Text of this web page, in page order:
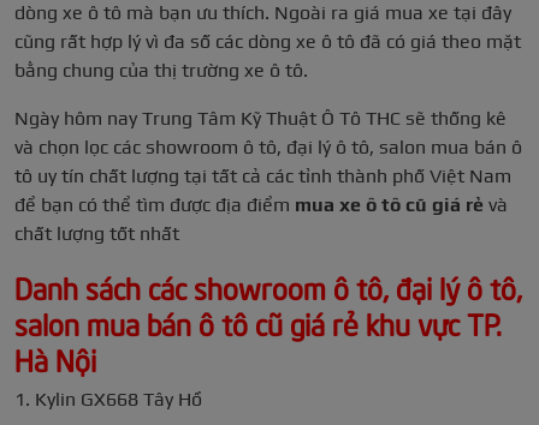
dòng xe ô tô mà bạn ưu thích. Ngoài ra giá mua xe tại đây
cũng rất hợp lý vì đa số các dòng xe ô tô đã có giá theo mặt
bằng chung của thị trường xe ô tô.
Ngày hôm nay Trung Tâm Kỹ Thuật Ô Tô THC sẽ thống kê
và chọn lọc các showroom ô tô, đại lý ô tô, salon mua bán ô
tô uy tín chất lượng tại tất cả các tỉnh thành phố Việt Nam
để bạn có thể tìm được địa điểm mua xe ô tô cũ giá rẻ và
chất lượng tốt nhất
Danh sách các showroom ô tô, đại lý ô tô,
salon mua bán ô tô cũ giá rẻ khu vực TP.
Hà Nội
1. Kylin GX668 Tây Hồ